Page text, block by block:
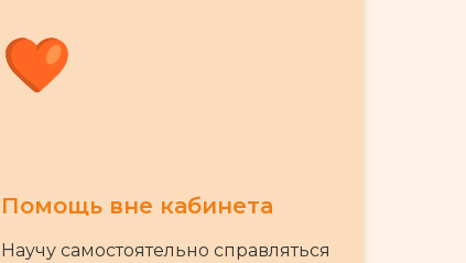
Помощь вне кабинета
Научу самостоятельно справляться